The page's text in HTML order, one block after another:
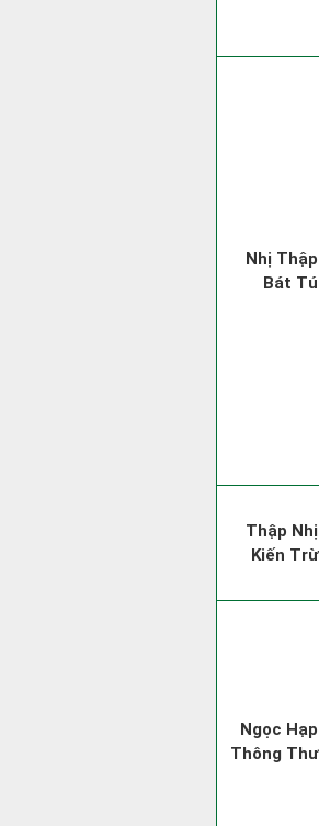
Nhị Thập
Bát Tú
Thập Nhị
Kiến Trừ
Ngọc Hạp
Thông Thư